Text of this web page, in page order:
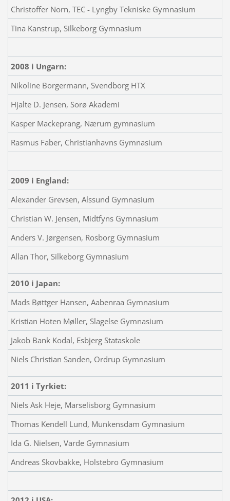
Christoffer Norn, TEC - Lyngby Tekniske Gymnasium
Tina Kanstrup, Silkeborg Gymnasium
2008 i Ungarn:
Nikoline Borgermann, Svendborg HTX
Hjalte D. Jensen, Sorø Akademi
Kasper Mackeprang, Nærum gymnasium
Rasmus Faber, Christianhavns Gymnasium
2009 i England:
Alexander Grevsen, Alssund Gymnasium
Christian W. Jensen, Midtfyns Gymnasium
Anders V. Jørgensen, Rosborg Gymnasium
Allan Thor, Silkeborg Gymnasium
2010 i Japan:
Mads Bøttger Hansen, Aabenraa Gymnasium
Kristian Hoten Møller, Slagelse Gymnasium
Jakob Bank Kodal, Esbjerg Stataskole
Niels Christian Sanden, Ordrup Gymnasium
2011 i Tyrkiet:
Niels Ask Heje, Marselisborg Gymnasium
Thomas Kendell Lund, Munkensdam Gymnasium
Ida G. Nielsen, Varde Gymnasium
Andreas Skovbakke, Holstebro Gymnasium